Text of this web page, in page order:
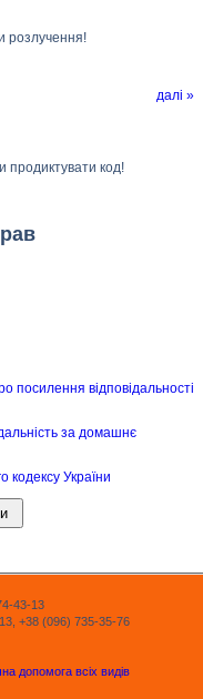
розлучення!
далі »
продиктувати код!
посилення відповідальності
за домашнє
кодексу України
43-13
+38 (096) 735-35-76
допомога всіх видів